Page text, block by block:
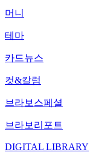
머니
테마
카드뉴스
컷&칼럼
브라보스페셜
브라보리포트
DIGITAL LIBRARY